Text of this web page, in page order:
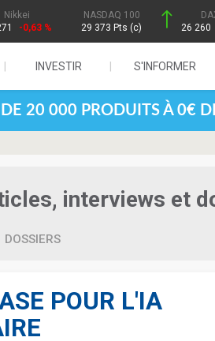
Nikkei
-0,63 %
NASDAQ 100
29 373 Pts (c)
26 260
INVESTIR S'INFORMER
DE 20 000 PRODUITS À 0€
interviews et
DOSSIERS
POUR L'IA